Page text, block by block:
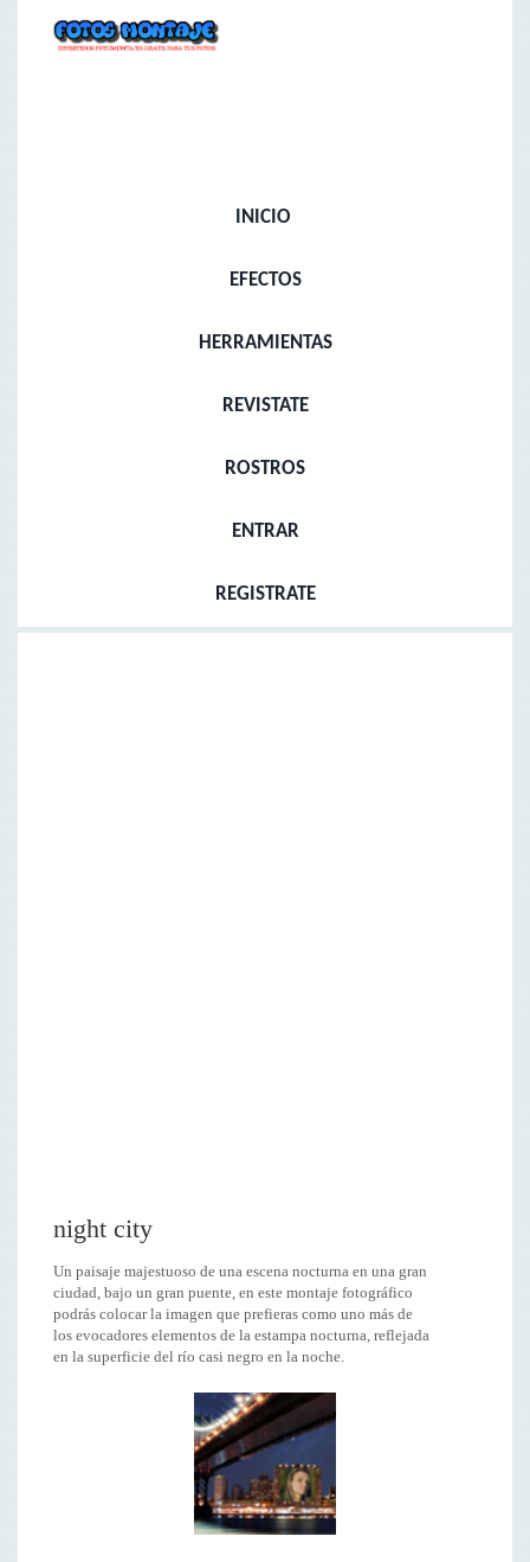
INICIO
EFECTOS
HERRAMIENTAS
REVISTATE
ROSTROS
ENTRAR
REGISTRATE
night city
Un paisaje majestuoso de una escena nocturna en una gran
ciudad, bajo un gran puente, en este montaje fotográfico
podrás colocar la imagen que prefieras como uno más de
los evocadores elementos de la estampa nocturna, reflejada
en la superficie del río casi negro en la noche.